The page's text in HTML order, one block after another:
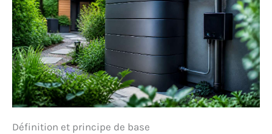
Définition et principe de base